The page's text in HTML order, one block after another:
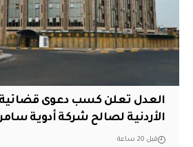
العدل تعلن كسب دعوى قضائية
الأردنية لصالح شركة أدوية
قبل 20 ساعة